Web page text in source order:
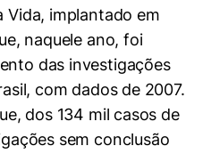
Vida, implantado em
naquele ano, foi
das investigações
com dados de 2007.
dos 134 mil casos de
sem conclusão